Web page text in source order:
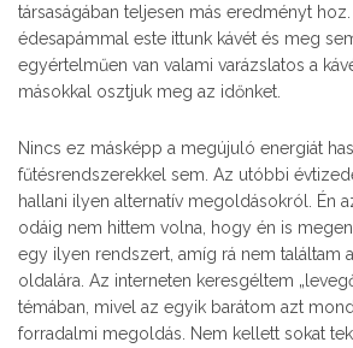
társaságában teljesen más eredményt
édesapámmal este ittunk kávét és meg
egyértelműen van valami varázslatos a
másokkal osztjuk meg az időnket.
Nincs ez másképp a megújuló energiát
fűtésrendszerekkel sem. Az utóbbi
hallani ilyen alternatív megoldásokról. Én
odáig nem hittem volna, hogy én is
egy ilyen rendszert, amíg rá nem találtam
oldalára. Az interneten keresgéltem
témában, mivel az egyik barátom azt
forradalmi megoldás. Nem kellett sokat